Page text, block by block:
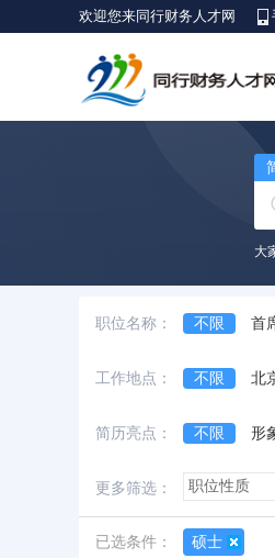
欢迎您来同行财务人才网
大
职位名称： 不限 首
中级会计师
工作地点： 不限 北
台湾省
简历亮点： 不限 形
更多筛选：
已选条件： 硕士